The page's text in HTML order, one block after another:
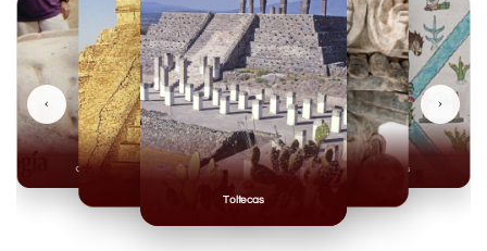
Toltecas
Mexicas
Olmecas
‹ ›